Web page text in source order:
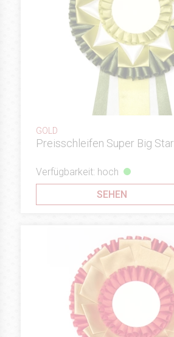
GOLD
Preisschleifen Super Big Star
Verfügbarkeit: hoch
SEHEN